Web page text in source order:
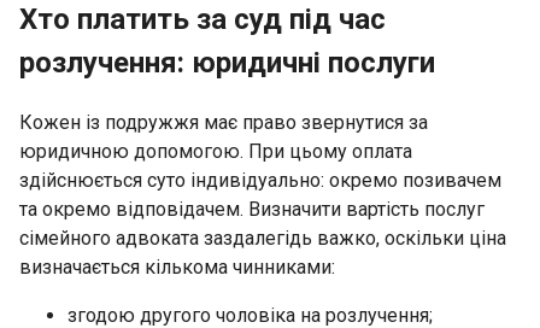
Хто платить за суд під час
розлучення: юридичні послуги
Кожен із подружжя має право звернутися за
юридичною допомогою. При цьому оплата
здійснюється суто індивідуально: окремо позивачем
та окремо відповідачем. Визначити вартість послуг
сімейного адвоката заздалегідь важко, оскільки ціна
визначається кількома чинниками:
згодою другого чоловіка на розлучення;